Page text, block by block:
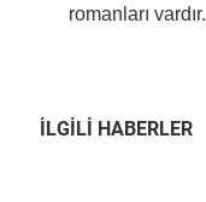
romanları vardır.
İLGİLİ HABERLER